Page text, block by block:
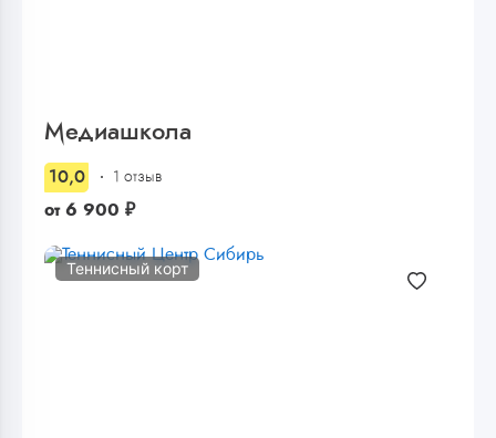
Медиашкола
10,0 1 отзыв
от 6 900 ₽
Теннисный корт